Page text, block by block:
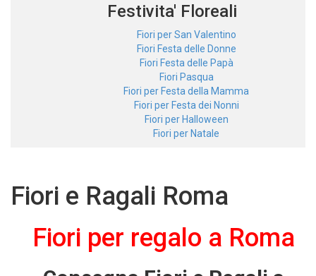
Festivita' Floreali
Fiori per San Valentino
Fiori Festa delle Donne
Fiori Festa delle Papà
Fiori Pasqua
Fiori per Festa della Mamma
Fiori per Festa dei Nonni
Fiori per Halloween
Fiori per Natale
Fiori e Ragali Roma
Fiori per regalo a Roma